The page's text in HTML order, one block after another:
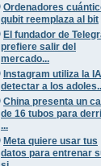
Ordenadores
qubit reemplaza al bit
El fundador de
prefiere salir del
mercado...
Instagram utiliza la
detectar a los
China presenta un
de 16 tubos para
...
Meta quiere usar tus
datos para entrenar